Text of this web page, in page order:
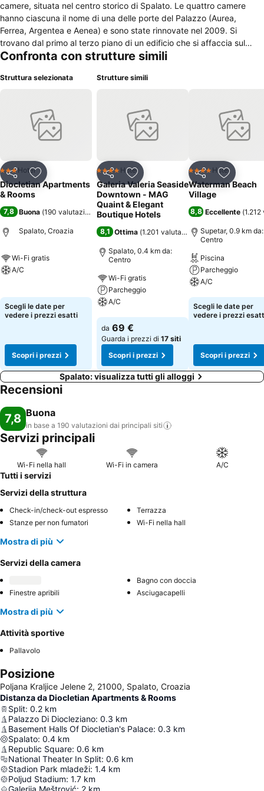
camere, situata nel centro storico di Spalato. Le quattro camere
hanno ciascuna il nome di una delle porte del Palazzo (Aurea,
Ferrea, Argentea e Aenea) e sono state rinnovate nel 2009. Si
trovano dal primo al terzo piano di un edificio che si affaccia sul
Palazzo di Diocleziano, per cui ciascuna camera gode della vista
molto luminosi, grazie all'utilizzo di tinte chiare e dalle due finestre di
Bagno privato con doccia, piccola scrivania, aria condizionata ed
accesso internet gratuito completano l'equipaggiamento delle
stesse. La camera Porta Aurea dispone anche di un piccolo terrazzo
prevede un trattamento di solo pernottamento.
Confronta con strutture simili
Struttura selezionata
CondividiAggiungi ai preferiti
3 StelleHotel
Diocletian Apartments
& Rooms
7,8 Buona (190 valutazioni )
Spalato, Croazia
Wi-Fi gratis
A/C
Scegli le date per
vedere i prezzi esatti
Scopri i prezzi
Strutture simili
CondividiAggiungi ai preferiti
4 StelleHotel
Galeria Valeria Seaside
Downtown - MAG
Quaint & Elegant
Boutique Hotels
8,1 Ottima (1.201 valutazioni
Spalato, 0.4 km da:
Centro
Wi-Fi gratis
Parcheggio
A/C
Scopri i prezzi
da 69 €
Guarda i prezzi di 17 siti
Scopri i prezzi
Condividi
4 StelleHotel
Waterman Beach
Village
8,8 Eccellente (
Supetar, 0.9 km da:
Centro
Piscina
Parcheggio
A/C
Scopri i prezzi
Scegli le date per
vedere i prezzi
Scopri i prezzi
Spalato: visualizza tutti gli alloggi
Recensioni
7,8 Buona
in base a 190 valutazioni dai principali siti
Servizi principali
Wi-Fi nella hall Wi-Fi in camera A/C
Tutti i servizi
Servizi della struttura
Check-in/check-out espresso
Terrazza
Stanze per non fumatori
Wi-Fi nella hall
Mostra di più
Servizi della camera
Bagno con doccia
Finestre apribili
Asciugacapelli
Mostra di più
Attività sportive
Pallavolo
Posizione
Poljana Kraljice Jelene 2, 21000, Spalato, Croazia
Distanza da Diocletian Apartments & Rooms
Split: 0.2 km
Palazzo Di Diocleziano: 0.3 km
Basement Halls Of Diocletian's Palace: 0.3 km
Spalato: 0.4 km
Republic Square: 0.6 km
National Theater In Split: 0.6 km
Stadion Park mladeži: 1.4 km
Poljud Stadium: 1.7 km
Galerija Meštrović: 2 km